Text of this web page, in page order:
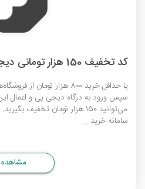
کد تخفیف 150 هزار تومانی دیجی پی
با حداقل خرید 800 هزار
سپس ورود به درگاه دیجی پی و اعمال
می‌توانید 150 هزار تومان
سامانه خرید ...
مشاهده